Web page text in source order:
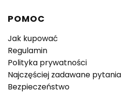
Linki w stopce
POMOC
Jak kupować
Regulamin
Polityka prywatności
Najczęściej zadawane pytania
Bezpieczeństwo